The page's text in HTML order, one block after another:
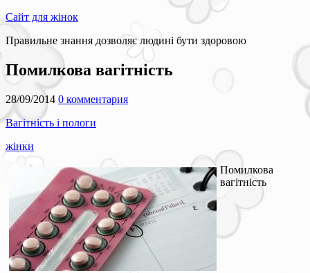
Сайт для жінок
Правильне знання дозволяє людині бути здоровою
Помилкова вагітність
28/09/2014 0 комментария
Вагітність і пологи
жінки
Помилкова
вагітність